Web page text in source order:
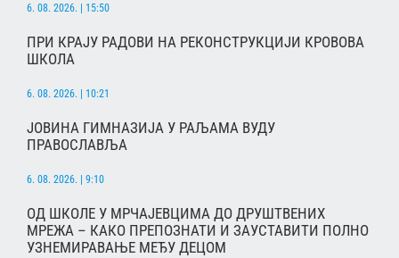
6. 08. 2026. | 15:50
ПРИ КРАЈУ РАДОВИ НА РЕКОНСТРУКЦИЈИ КРОВОВА
ШКОЛА
6. 08. 2026. | 10:21
ЈОВИНА ГИМНАЗИЈА У РАЉАМА ВУДУ
ПРАВОСЛАВЉА
6. 08. 2026. | 9:10
ОД ШКОЛЕ У МРЧАЈЕВЦИМА ДО ДРУШТВЕНИХ
МРЕЖА – КАКО ПРЕПОЗНАТИ И ЗАУСТАВИТИ ПОЛНО
УЗНЕМИРАВАЊЕ МЕЂУ ДЕЦОМ